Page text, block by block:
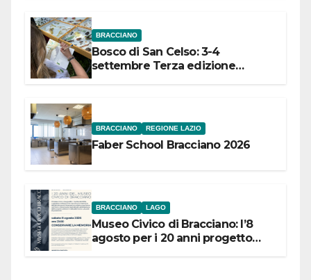
BRACCIANO
Bosco di San Celso: 3-4
settembre Terza edizione
BRACCIANO REGIONE LAZIO
Faber School Bracciano 2026
BRACCIANO LAGO
Museo Civico di Bracciano: l’8
agosto per i 20 anni progetto